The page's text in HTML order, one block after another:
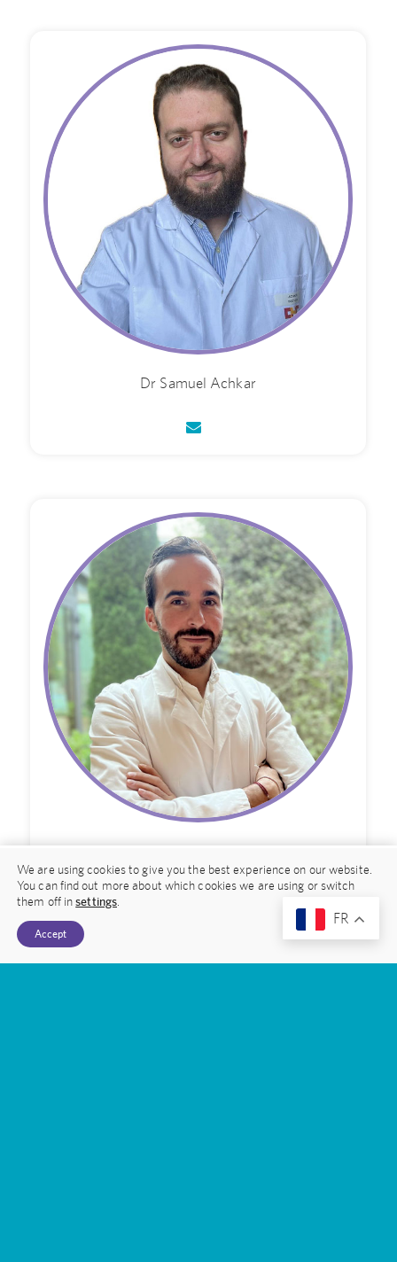
Dr Samuel Achkar
Dr Radouane El Ayachy
FR
We are using cookies to give you the best experience on our website.
You can find out more about which cookies we are using or switch
them off insettings
Accept